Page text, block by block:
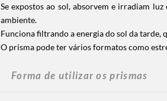
Se expostos ao sol, absorvem e irradiam
ambiente.
Funciona filtrando a energia do sol da tarde,
O prisma pode ter vários formatos como
Forma de utilizar os prismas